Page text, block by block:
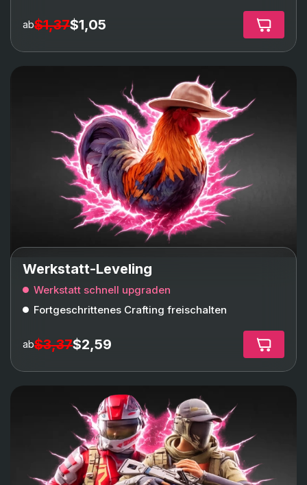
ab$1,37$1,05
Werkstatt-Leveling
Werkstatt schnell upgraden
Fortgeschrittenes Crafting freischalten
ab$3,37$2,59